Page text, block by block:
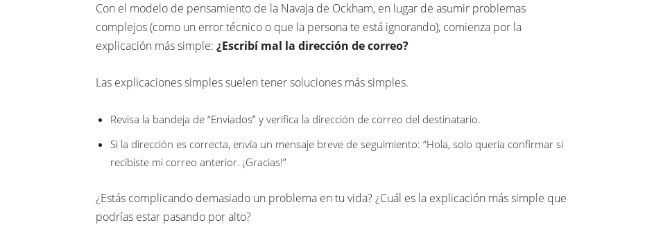
Con el modelo de pensamiento de la Navaja de Ockham, en lugar de asumir problemas
complejos (como un error técnico o que la persona te está ignorando), comienza por la
explicación más simple: ¿Escribí mal la dirección de correo?
Las explicaciones simples suelen tener soluciones más simples.
Revisa la bandeja de “Enviados” y verifica la dirección de correo del destinatario.
Si la dirección es correcta, envía un mensaje breve de seguimiento: “Hola, solo quería confirmar si
recibiste mi correo anterior. ¡Gracias!”
¿Estás complicando demasiado un problema en tu vida? ¿Cuál es la explicación más simple que
podrías estar pasando por alto?